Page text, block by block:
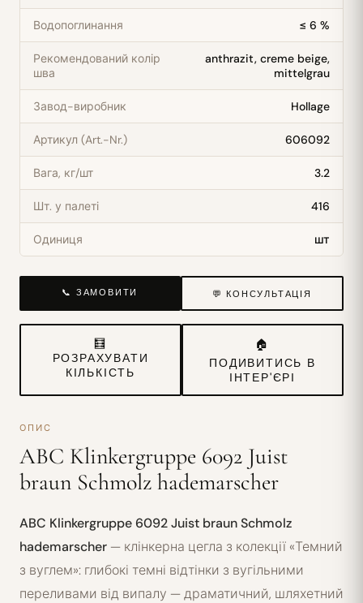
Водопоглинання ≤ 6 %
Рекомендований колір
шва
anthrazit, creme beige,
mittelgrau
Завод-виробник Hollage
Артикул (Art.-Nr.) 606092
Вага, кг/шт 3.2
Шт. у палеті 416
Одиниця шт
📞 ЗАМОВИТИ 💬 КОНСУЛЬТАЦІЯ
🧮
РОЗРАХУВАТИ
КІЛЬКІСТЬ
🏠
ПОДИВИТИСЬ В
ІНТЕР'ЄРІ
ОПИС
ABC Klinkergruppe 6092 Juist
braun Schmolz hademarscher
ABC Klinkergruppe 6092 Juist braun Schmolz
hademarscher— клінкерна цегла з колекції «Темний
з вуглем»: глибокі темні відтінки з вугільними
переливами від випалу — драматичний, шляхетний